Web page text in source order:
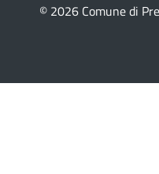
© 2026 Comune di